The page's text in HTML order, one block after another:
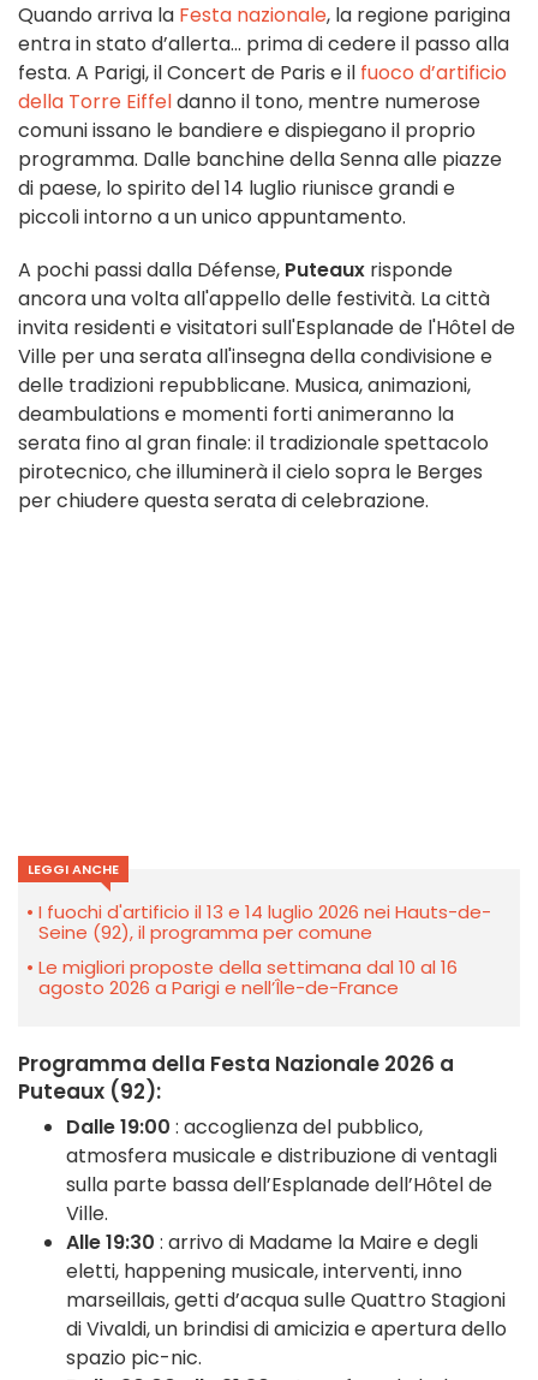
Quando arriva la Festa nazionale, la regione parigina
entra in stato d’allerta... prima di cedere il passo alla
festa. A Parigi, il Concert de Paris e il fuoco d’artificio
della Torre Eiffeldanno il tono, mentre numerose
comuni issano le bandiere e dispiegano il proprio
programma. Dalle banchine della Senna alle piazze
di paese, lo spirito del 14 luglio riunisce grandi e
piccoli intorno a un unico appuntamento.
A pochi passi dalla Défense, Puteaux risponde
ancora una volta all'appello delle festività. La città
invita residenti e visitatori sull'Esplanade de l'Hôtel de
Ville per una serata all'insegna della condivisione e
delle tradizioni repubblicane. Musica, animazioni,
deambulations e momenti forti animeranno la
serata fino al gran finale: il tradizionale spettacolo
pirotecnico, che illuminerà il cielo sopra le Berges
per chiudere questa serata di celebrazione.
LEGGI ANCHE
I fuochi d'artificio il 13 e 14 luglio 2026 nei Hauts-de-
Seine (92), il programma per comune
Le migliori proposte della settimana dal 10 al 16
agosto 2026 a Parigi e nell’Île-de-France
Programma della Festa Nazionale 2026 a
Puteaux (92):
Dalle 19:00 : accoglienza del pubblico,
atmosfera musicale e distribuzione di ventagli
sulla parte bassa dell’Esplanade dell’Hôtel de
Ville.
Alle 19:30 : arrivo di Madame la Maire e degli
eletti, happening musicale, interventi, inno
marseillais, getti d’acqua sulle Quattro Stagioni
di Vivaldi, un brindisi di amicizia e apertura dello
spazio pic-nic.